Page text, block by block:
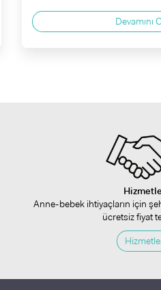
Devamını
Anne-bebek ihtiyaçların için
ücretsiz fiyat